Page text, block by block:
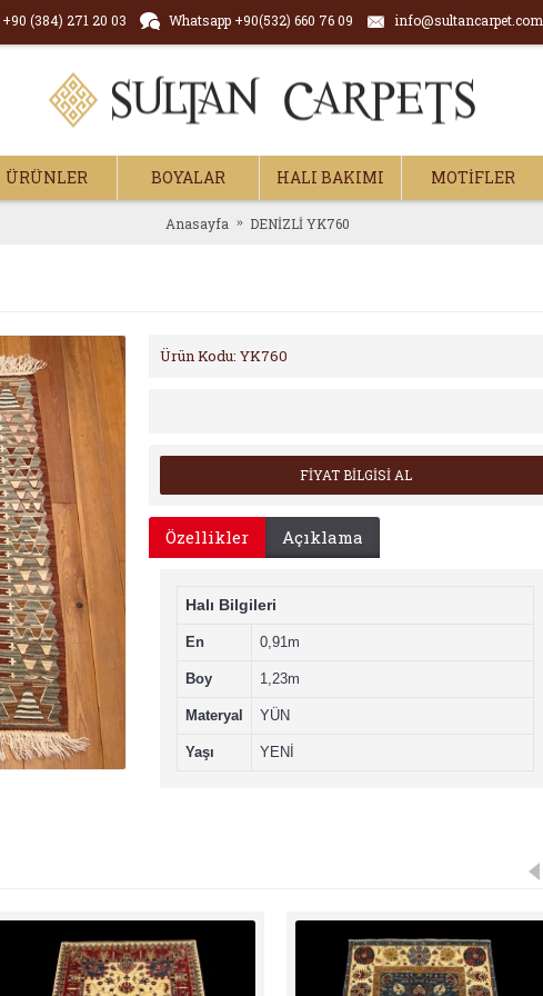
+90 (384) 271 20 03 Whatsapp +90(532) 660 76 09 info@sultancarpet.com
ÜRÜNLER BOYALAR HALI BAKIMI MOTİFLER
Anasayfa DENİZLİ YK760
Ürün Kodu: YK760
FİYAT BİLGİSİ AL
Özellikler Açıklama
Halı Bilgileri
En 0,91m
Boy 1,23m
Materyal YÜN
Yaşı YENİ